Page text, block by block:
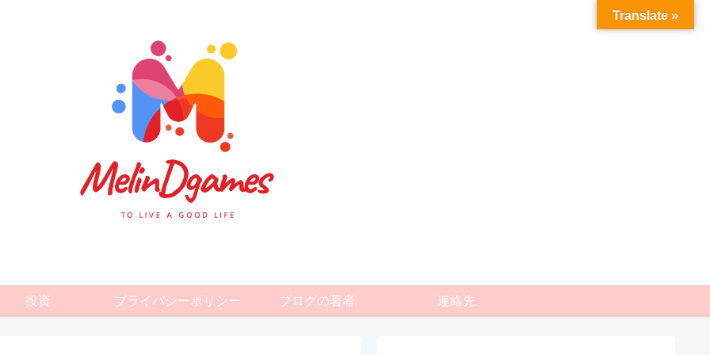
投資 プライバシーポリシー ブログの著者 連絡先
Translate »